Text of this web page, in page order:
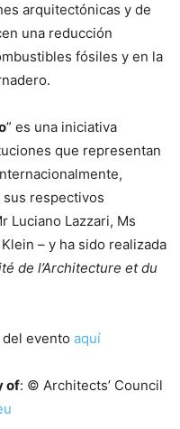
arquitectónicas y de
una reducción
fósiles y en la
” es una iniciativa
que representan
respectivos
Luciano Lazzari, Ms
– y ha sido realizada
de l’Architecture et du
evento aquí
of: © Architects’ Council